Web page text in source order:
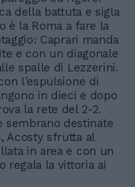
della battuta e sigla
è la Roma a fare la
Caprari manda
e con un diagonale
spalle di Lezzerini.
l'espulsione di
in dieci e dopo
la rete del 2-2.
sembrano destinate
Acosty sfrutta al
in area e con un
regala la vittoria ai